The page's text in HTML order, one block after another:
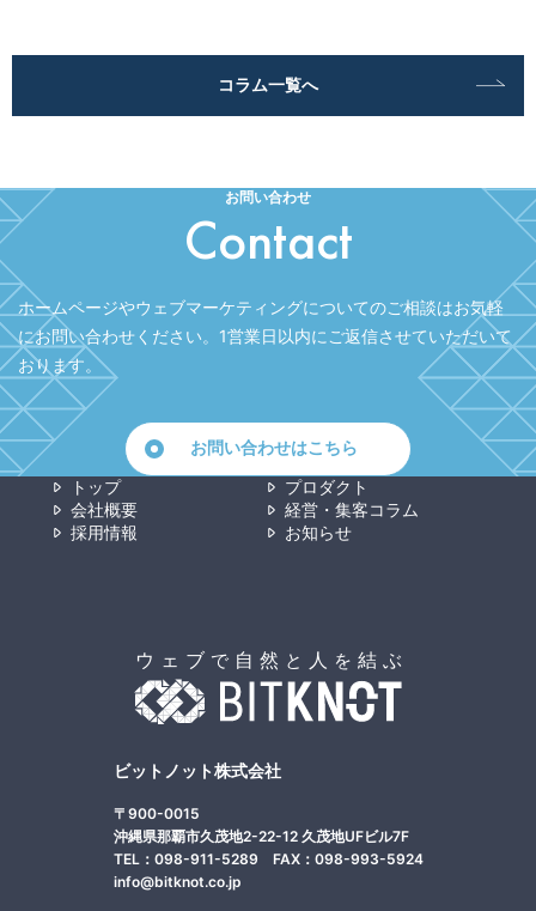
コラム一覧へ
お問い合わせ
Contact
ホームページやウェブマーケティングについてのご相談はお気軽
にお問い合わせください。 1営業日以内にご返信させていただいて
おります。
お問い合わせはこちら
トップ
プロダクト
会社概要
経営・集客コラム
採用情報
お知らせ
ビットノット株式会社
〒900-0015
沖縄県那覇市久茂地2-22-12 久茂地UFビル7F
TEL：098-911-5289 FAX：098-993-5924
info@bitknot.co.jp